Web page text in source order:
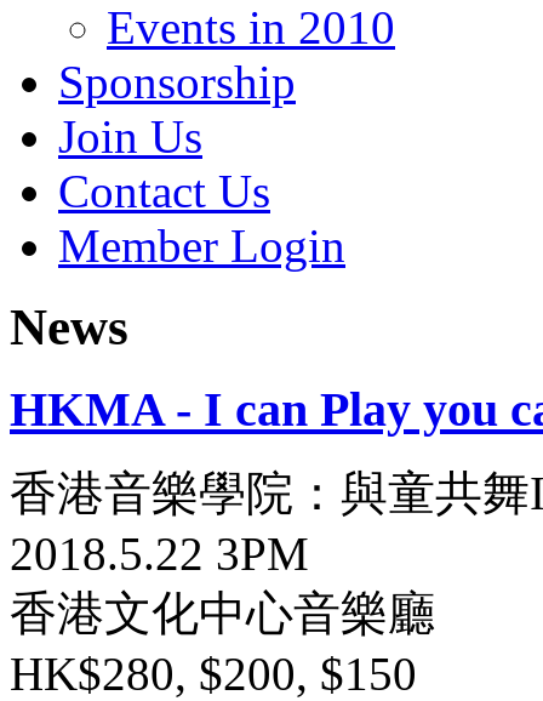
Events in 2010
Sponsorship
Join Us
Contact Us
Member Login
News
HKMA - I can Play you
香港音樂學院：與童共
2018.5.22 3PM
香港文化中心音樂廳
HK$280, $200, $150